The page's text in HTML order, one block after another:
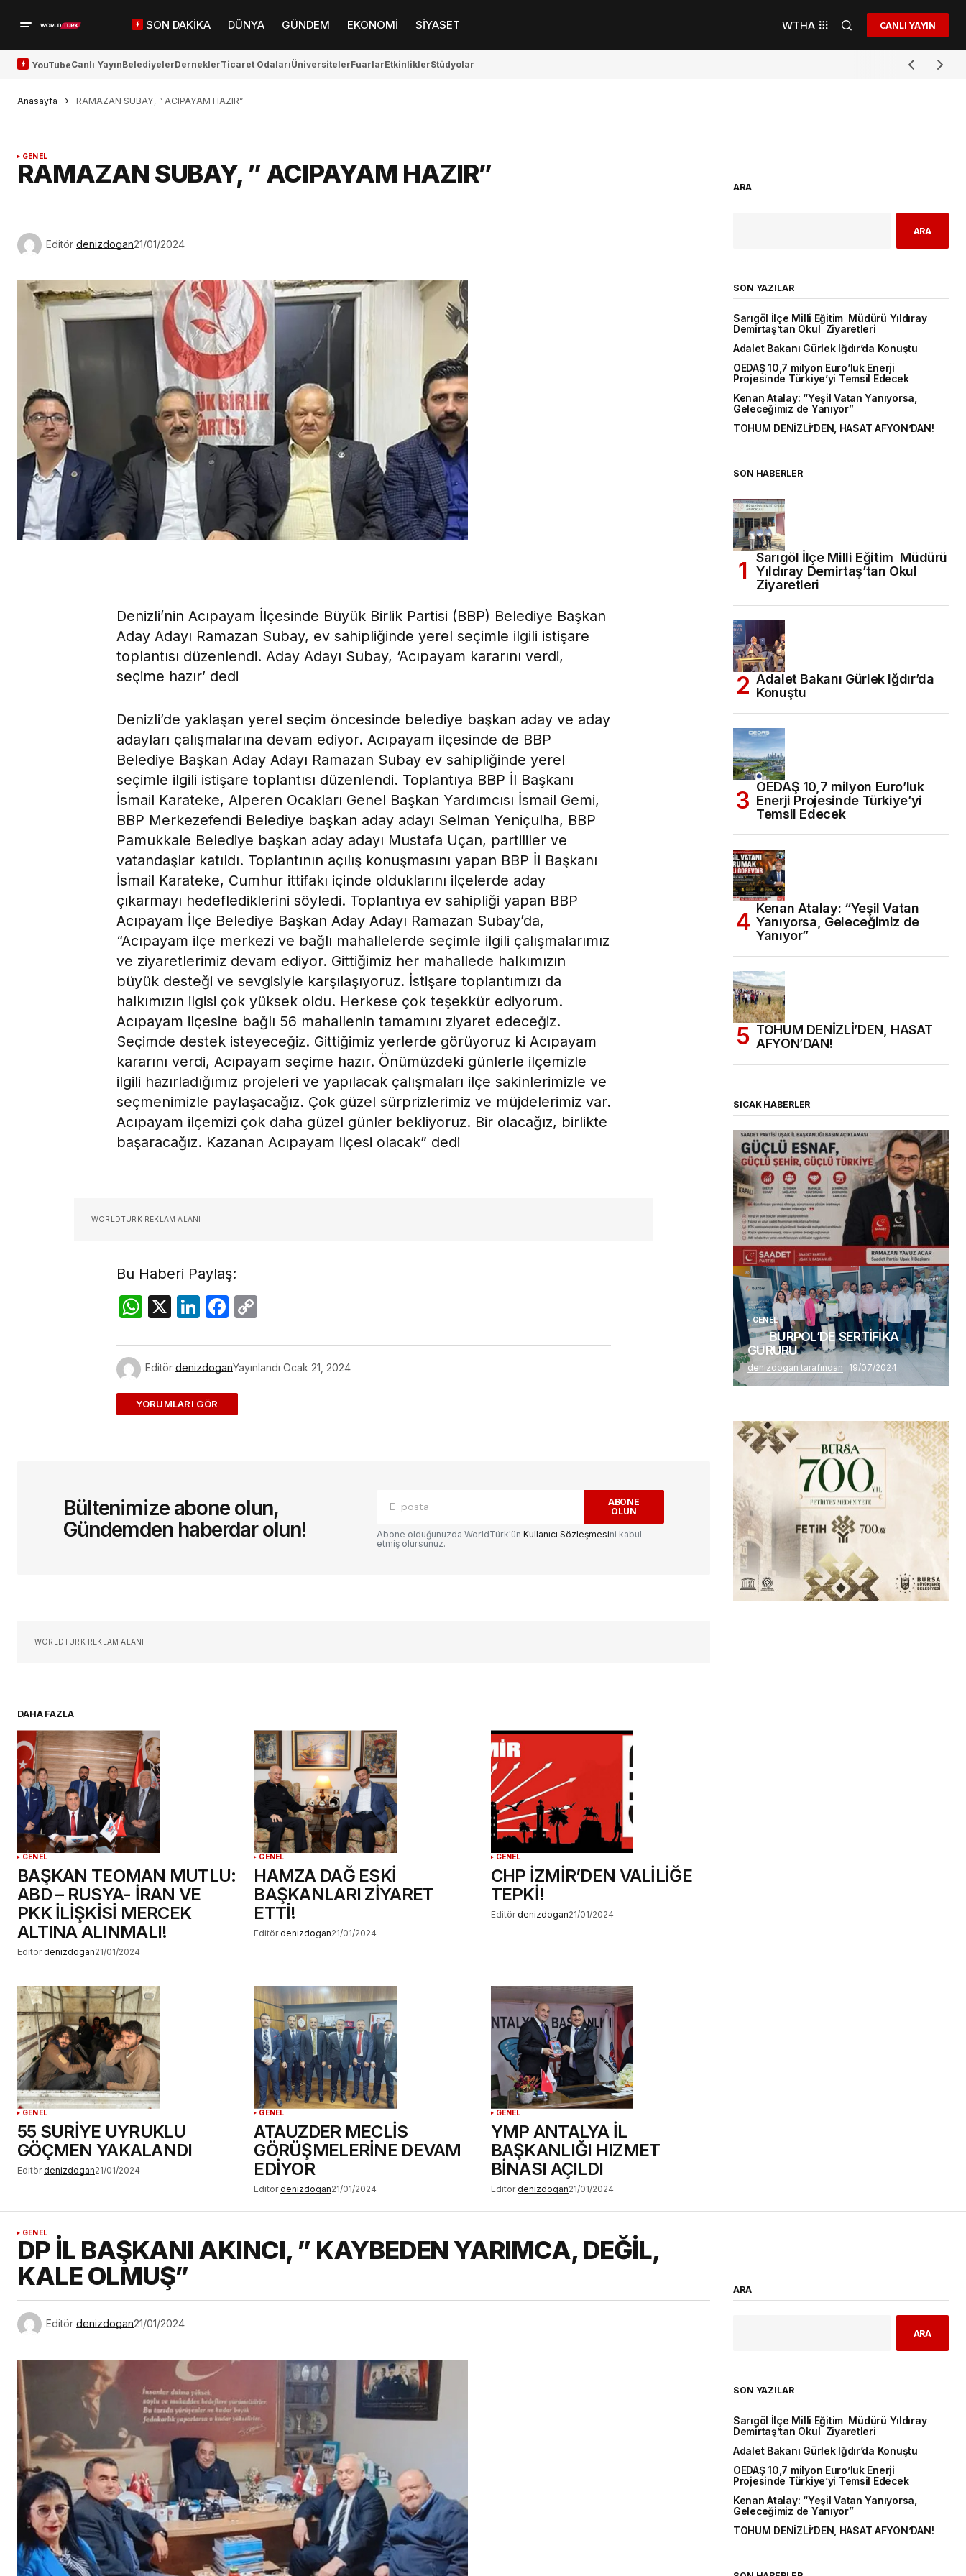
SON DAKİKA DÜNYA GÜNDEM EKONOMİ SİYASET WTHA CANLI YAYIN
YouTubeCanlı YayınBelediyelerDerneklerTicaret OdalarıÜniversitelerFuarlarEtkinliklerStüdyolar
Anasayfa RAMAZAN SUBAY, ” ACIPAYAM HAZIR”
GENEL
RAMAZAN SUBAY, ” ACIPAYAM HAZIR”
Editör denizdogan21/01/2024
Denizli’nin Acıpayam İlçesinde Büyük Birlik Partisi (BBP) Belediye Başkan
Aday Adayı Ramazan Subay, ev sahipliğinde yerel seçimle ilgili istişare
toplantısı düzenlendi. Aday Adayı Subay, ‘Acıpayam kararını verdi,
seçime hazır’ dedi
Denizli’de yaklaşan yerel seçim öncesinde belediye başkan aday ve aday
adayları çalışmalarına devam ediyor. Acıpayam ilçesinde de BBP
Belediye Başkan Aday Adayı Ramazan Subay ev sahipliğinde yerel
seçimle ilgili istişare toplantısı düzenlendi. Toplantıya BBP İl Başkanı
İsmail Karateke, Alperen Ocakları Genel Başkan Yardımcısı İsmail Gemi,
BBP Merkezefendi Belediye başkan aday adayı Selman Yeniçulha, BBP
Pamukkale Belediye başkan aday adayı Mustafa Uçan, partililer ve
vatandaşlar katıldı. Toplantının açılış konuşmasını yapan BBP İl Başkanı
İsmail Karateke, Cumhur ittifakı içinde olduklarını ilçelerde aday
çıkarmayı hedeflediklerini söyledi. Toplantıya ev sahipliği yapan BBP
Acıpayam İlçe Belediye Başkan Aday Adayı Ramazan Subay’da,
“Acıpayam ilçe merkezi ve bağlı mahallelerde seçimle ilgili çalışmalarımız
ve ziyaretlerimiz devam ediyor. Gittiğimiz her mahallede halkımızın
büyük desteği ve sevgisiyle karşılaşıyoruz. İstişare toplantımızı da
halkımızın ilgisi çok yüksek oldu. Herkese çok teşekkür ediyorum.
Acıpayam ilçesine bağlı 56 mahallenin tamamını ziyaret edeceğiz.
Seçimde destek isteyeceğiz. Gittiğimiz yerlerde görüyoruz ki Acıpayam
kararını verdi, Acıpayam seçime hazır. Önümüzdeki günlerle ilçemizle
ilgili hazırladığımız projeleri ve yapılacak çalışmaları ilçe sakinlerimizle ve
seçmenimizle paylaşacağız. Çok güzel sürprizlerimiz ve müjdelerimiz var.
Acıpayam ilçemizi çok daha güzel günler bekliyoruz. Bir olacağız, birlikte
başaracağız. Kazanan Acıpayam ilçesi olacak” dedi
WORLDTURK REKLAM ALANI
Bu Haberi Paylaş:
WhatsApp
X LinkedIn
Facebook
Editör denizdoganYayınlandı Ocak 21, 2024
ADD A COMMENT
Yorum*
YORUM GÖNDER
Bültenimize abone olun,
Gündemden haberdar olun!
ABONE
OLUN
Abone olduğunuzda WorldTürk'ün Kullanıcı Sözleşmesini kabul
etmiş olursunuz.
WORLDTURK REKLAM ALANI
DAHA FAZLA
GENEL
BAŞKAN TEOMAN MUTLU:
ABD – RUSYA- İRAN VE
PKK İLİŞKİSİ MERCEK
ALTINA ALINMALI!
Editör denizdogan21/01/2024
GENEL
HAMZA DAĞ ESKİ
BAŞKANLARI ZİYARET
ETTİ!
Editör denizdogan21/01/2024
GENEL
CHP İZMİR’DEN VALİLİĞE
TEPKİ!
Editör denizdogan21/01/2024
GENEL
55 SURİYE UYRUKLU
GÖÇMEN YAKALANDI
Editör denizdogan21/01/2024
GENEL
ATAUZDER MECLİS
GÖRÜŞMELERİNE DEVAM
EDİYOR
Editör denizdogan21/01/2024
GENEL
YMP ANTALYA İL
BAŞKANLIĞI HIZMET
BİNASI AÇILDI
Editör denizdogan21/01/2024
ARA
ARA
SON YAZILAR
Sarıgöl İlçe Milli Eğitim Müdürü Yıldıray
Demirtaş’tan Okul Ziyaretleri
Adalet Bakanı Gürlek Iğdır’da Konuştu
OEDAŞ 10,7 milyon Euro’luk Enerji
Projesinde Türkiye’yi Temsil Edecek
Kenan Atalay: “Yeşil Vatan Yanıyorsa,
Geleceğimiz de Yanıyor”
TOHUM DENİZLİ’DEN, HASAT AFYON’DAN!
SON HABERLER
Sarıgöl İlçe Milli Eğitim Müdürü
Yıldıray Demirtaş’tan Okul
Ziyaretleri
Adalet Bakanı Gürlek Iğdır’da
Konuştu
OEDAŞ 10,7 milyon Euro’luk
Enerji Projesinde Türkiye’yi
Temsil Edecek
Kenan Atalay: “Yeşil Vatan
Yanıyorsa, Geleceğimiz de
Yanıyor”
TOHUM DENİZLİ’DEN, HASAT
AFYON’DAN!
SICAK HABERLER
(başlıksız)
Alaattin Karahan tarafından 14/07/2026
GENEL
BURPOL’DE SERTİFİKA
GURURU
denizdogan tarafından 19/07/2024
GENEL
DP İL BAŞKANI AKINCI, ” KAYBEDEN YARIMCA, DEĞİL,
KALE OLMUŞ”
Editör denizdogan21/01/2024
ARA
ARA
SON YAZILAR
Sarıgöl İlçe Milli Eğitim Müdürü Yıldıray
Demirtaş’tan Okul Ziyaretleri
Adalet Bakanı Gürlek Iğdır’da Konuştu
OEDAŞ 10,7 milyon Euro’luk Enerji
Projesinde Türkiye’yi Temsil Edecek
Kenan Atalay: “Yeşil Vatan Yanıyorsa,
Geleceğimiz de Yanıyor”
TOHUM DENİZLİ’DEN, HASAT AFYON’DAN!